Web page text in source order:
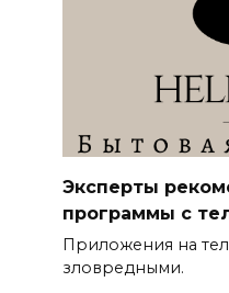
Эксперты
программы с
Приложения на
зловредными.